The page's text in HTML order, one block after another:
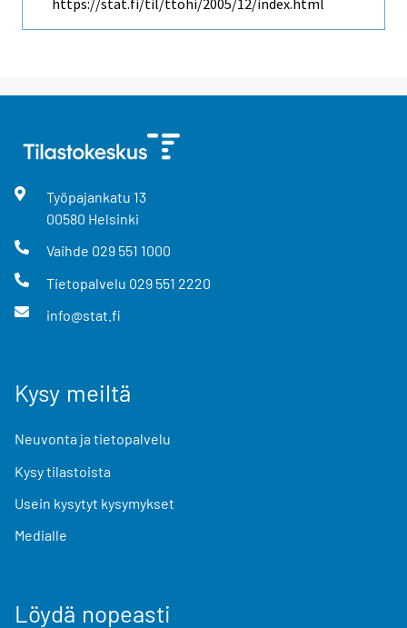
https://stat.fi/til/ttohi/2005/12/index.html
Työpajankatu 13
00580 Helsinki
Vaihde 029 551 1000
Tietopalvelu 029 551 2220
info@stat.fi
Kysy meiltä
Neuvonta ja tietopalvelu
Kysy tilastoista
Usein kysytyt kysymykset
Medialle
Löydä nopeasti